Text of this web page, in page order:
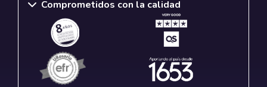
Comprometidos con la calidad